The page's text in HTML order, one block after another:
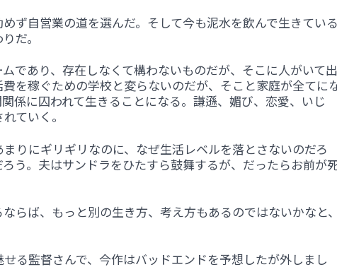
ず自営業の道を選んだ。そして今も泥水を飲んで生きている
だ。
であり、存在しなくて構わないものだが、そこに人がいて出
を稼ぐための学校と変らないのだが、そこと家庭が全てに
係に囚われて生きることになる。謙遜、媚び、恋愛、いじ
ていく。
りにギリギリなのに、なぜ生活レベルを落とさないのだろ
う。夫はサンドラをひたすら鼓舞するが、だったらお前が
らば、もっと別の生き方、考え方もあるのではないかなと、
る監督さんで、今作はバッドエンドを予想したが外しまし